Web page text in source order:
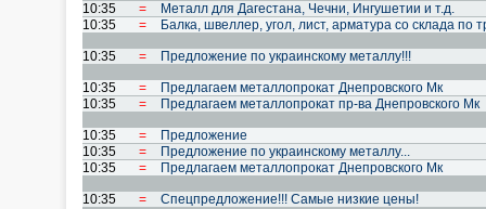
10:35 =
Металл для Дагестана, Чечни, Ингушетии и т.д.
10:35
= Балка, швеллер, угол, лист, арматура со склада по
10:35 = Предложение по украинскому металлу!!!
10:35 =
Предлагаем металлопрокат Днепровского Мк
10:35
= Предлагаем металлопрокат пр-ва Днепровского Мк
10:35 =
Предложение
10:35
=
Предложение по украинскому металлу...
10:35
= Предлагаем металлопрокат Днепровского Мк
10:35 = Спецпредложение!!! Самые низкие цены!